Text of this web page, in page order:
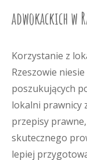
adwokackich w
Korzystanie z
Rzeszowie
poszukujących
lokalni prawnicy
przepisy
skutecznego
lepiej